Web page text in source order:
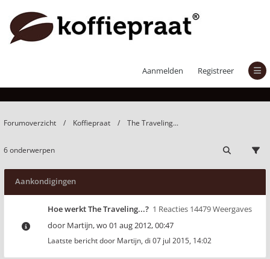
Aanmelden Registreer
Forumoverzicht Koffiepraat The Traveling...
6 onderwerpen
Aankondigingen
Hoe werkt The Traveling...? 1 Reacties 14479 Weergaves
door Martijn,wo 01 aug 2012, 00:47
Laatste bericht door Martijn, di 07 jul 2015, 14:02